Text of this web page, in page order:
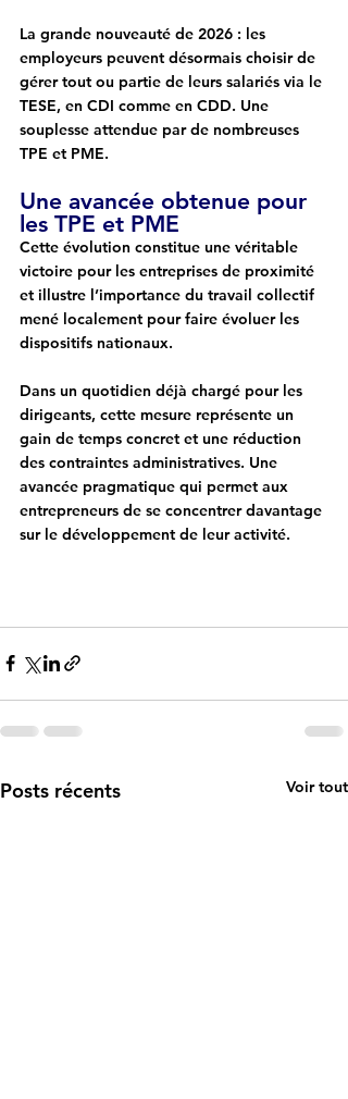
La grande nouveauté de 2026 : les
employeurs peuvent désormais choisir de
gérer tout ou partie de leurs salariés via le
TESE, en CDI comme en CDD. Une
souplesse attendue par de nombreuses
TPE et PME.
Une avancée obtenue pour
les TPE et PME
Cette évolution constitue une véritable
victoire pour les entreprises de proximité
et illustre l’importance du travail collectif
mené localement pour faire évoluer les
dispositifs nationaux.
Dans un quotidien déjà chargé pour les
dirigeants, cette mesure représente un
gain de temps concret et une réduction
des contraintes administratives. Une
avancée pragmatique qui permet aux
entrepreneurs de se concentrer davantage
sur le développement de leur activité.
Posts récents Voir tout